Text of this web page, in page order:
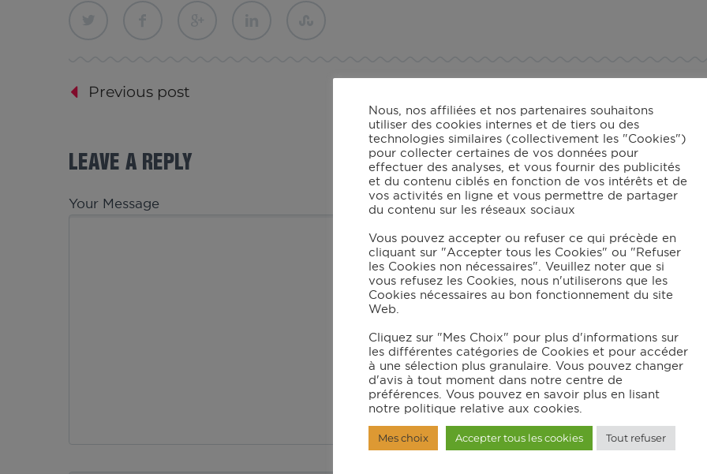
Previous post
LEAVE A REPLY
Your Message
Nous, nos affiliées et nos partenaires souhaitons
utiliser des cookies internes et de tiers ou des
technologies similaires (collectivement les "Cookies")
pour collecter certaines de vos données pour
effectuer des analyses, et vous fournir des publicités
et du contenu ciblés en fonction de vos intérêts et de
vos activités en ligne et vous permettre de partager
du contenu sur les réseaux sociaux
Vous pouvez accepter ou refuser ce qui précède en
cliquant sur "Accepter tous les Cookies" ou "Refuser
les Cookies non nécessaires". Veuillez noter que si
vous refusez les Cookies, nous n'utiliserons que les
Cookies nécessaires au bon fonctionnement du site
Web.
Cliquez sur "Mes Choix" pour plus d'informations sur
les différentes catégories de Cookies et pour accéder
à une sélection plus granulaire. Vous pouvez changer
d'avis à tout moment dans notre centre de
préférences. Vous pouvez en savoir plus en lisant
notre politique relative aux cookies.
Mes choix Accepter tous les cookies Tout refuser